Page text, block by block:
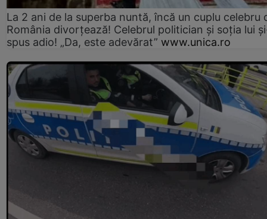
La 2 ani de la superba nuntă, încă un cuplu celebru
România divorțează! Celebrul politician și soția lui
spus adio! „Da, este adevărat” www.unica.ro